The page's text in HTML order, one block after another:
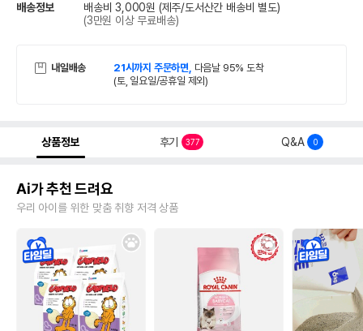
배송정보 배송비 3,000원 (제주/도서산간 배송비 별도)
(3만원 이상 무료배송)
내일배송 21시까지 주문하면, 다음날 95% 도착
(토, 일요일/공휴일 제외)
상품정보 후기 377 Q&A 0
Ai가 추천 드려요
우리 아이를 위한 맞춤 취향 저격 상품